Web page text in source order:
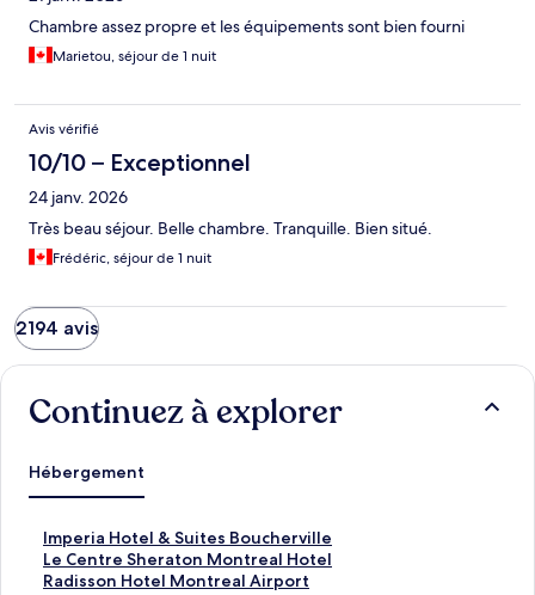
Chambre assez propre et les équipements sont bien fourni
Marietou, séjour de 1 nuit
Avis vérifié
10/10 – Exceptionnel
24 janv. 2026
Très beau séjour. Belle chambre. Tranquille. Bien situé.
Frédéric, séjour de 1 nuit
2194 avis
Continuez à explorer
Hébergement
Imperia Hotel & Suites Boucherville
I
m
p
Le Centre Sheraton Montreal Hotel
L
e
Radisson Hotel Montreal Airport
R